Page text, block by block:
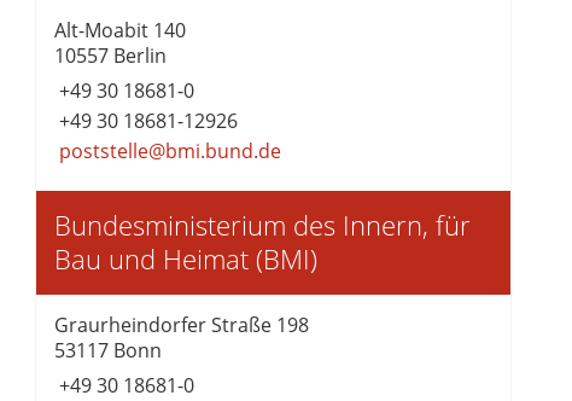
Alt-Moabit 140
10557 Berlin
+49 30 18681-0
+49 30 18681-12926
poststelle@bmi.bund.de
Bundesministerium des Innern, für
Bau und Heimat (BMI)
Graurheindorfer Straße 198
53117 Bonn
+49 30 18681-0